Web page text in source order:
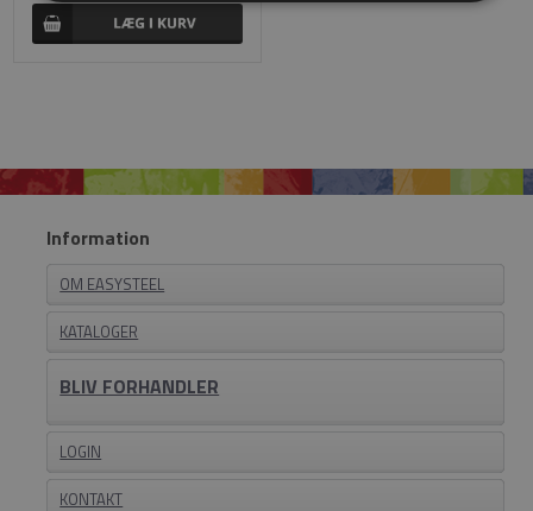
Information
OM EASYSTEEL
KATALOGER
BLIV FORHANDLER
LOGIN
KONTAKT